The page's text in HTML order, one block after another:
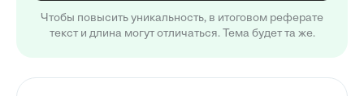
Чтобы повысить уникальность, в итоговом реферате
текст и длина могут отличаться. Тема будет та же.